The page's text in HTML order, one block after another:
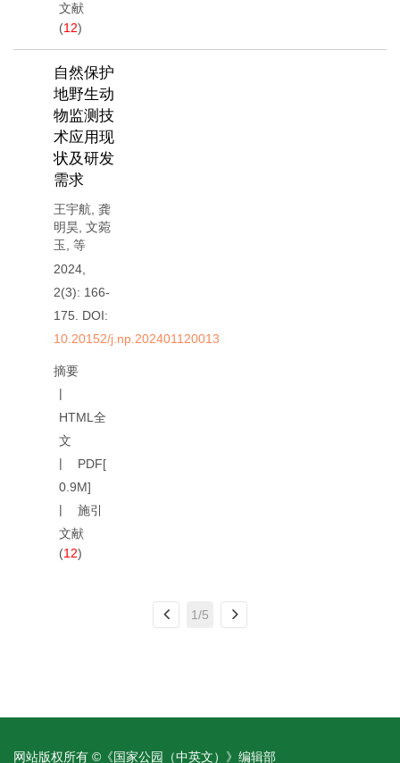
文献
(12)
自然保护
地野生动
物监测技
术应用现
状及研发
需求
王宇航 龚
明昊 文菀
玉
等
2024,
2(3): 166-
175.
DOI:
10.20152/j.np.202401120013
摘要
HTML全
文
PDF[
0.9M]
施引
文献
(12)
1/5
网站版权所有 ©《国家公园（中英文）》编辑部